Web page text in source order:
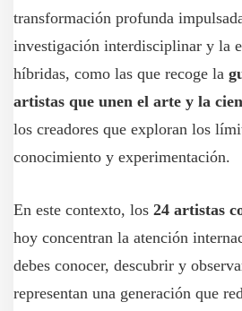
transformación profunda
investigación interdisciplinar y la
híbridas, como las que recoge la
artistas que unen el arte y la
los creadores que exploran los
conocimiento y experimentación.
En este contexto, los 24 artistas
hoy concentran la atención
debes conocer, descubrir y
representan una generación que